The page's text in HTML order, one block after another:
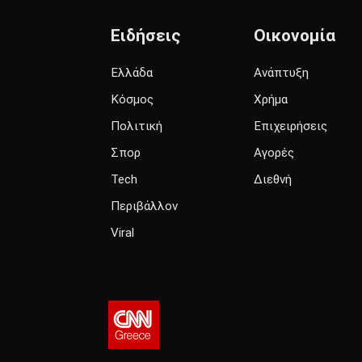
Ειδήσεις
Ελλάδα
Κόσμος
Πολιτική
Σπορ
Tech
Περιβάλλον
Viral
Οικονομία
Ανάπτυξη
Χρήμα
Επιχειρήσεις
Αγορές
Διεθνή